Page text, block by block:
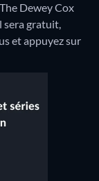
Dewey Cox
sera gratuit,
et appuyez sur